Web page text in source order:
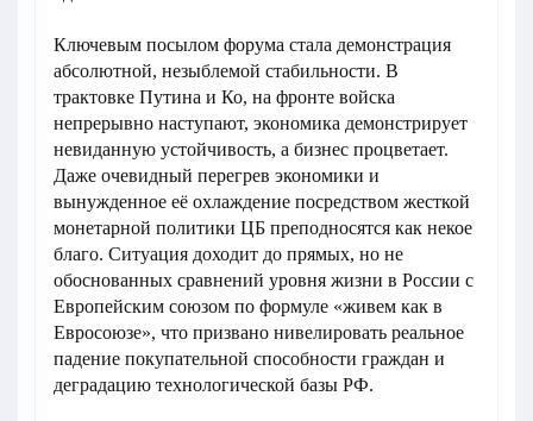
Ключевым посылом форума стала демонстрация
абсолютной, незыблемой стабильности. В
трактовке Путина и Ко, на фронте войска
непрерывно наступают, экономика демонстрирует
невиданную устойчивость, а бизнес процветает.
Даже очевидный перегрев экономики и
вынужденное её охлаждение посредством жесткой
монетарной политики ЦБ преподносятся как некое
благо. Ситуация доходит до прямых, но не
обоснованных сравнений уровня жизни в России с
Европейским союзом по формуле «живем как в
Евросоюзе», что призвано нивелировать реальное
падение покупательной способности граждан и
деградацию технологической базы РФ.